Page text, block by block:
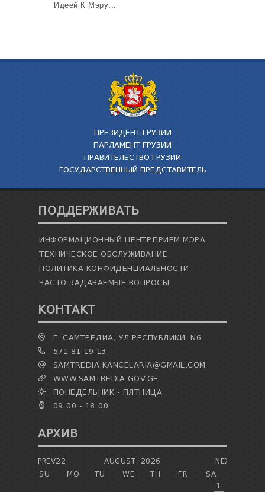
УПОЛНОМОЧЕННЫЙ ПО ЗАЩИТЕ
ПРАВОВЕДЧЕСКИЕ РЕШЕНИЯ
Идеей К Мэру...
ПРЕЗИДЕНТ ГРУЗИИ
ПАРЛАМЕНТ ГРУЗИИ
ПРАВИТЕЛЬСТВО ГРУЗИИ
ГОСУДАРСТВЕННЫЙ ПРЕДСТАВИТЕЛЬ
ПОДДЕРЖИВАТЬ
ИНФОРМАЦИОННЫЙ ЦЕНТРПРИЕМ МЭРА
ТЕХНИЧЕСКОЕ ОБСЛУЖИВАНИЕ
ПОЛИТИКА КОНФИДЕНЦИАЛЬНОСТИ
ЧАСТО ЗАДАВАЕМЫЕ ВОПРОСЫ
КОНТАКТ
Г. САМТРЕДИА, УЛ.РЕСПУБЛИКИ. N6
571 81 19 13
SAMTREDIA.KANCELARIA@GMAIL.COM
WWW.SAMTREDIA.GOV.GE
ПОНЕДЕЛЬНИК - ПЯТНИЦА
09:00 - 18:00
АРХИВ
PREV22 NEXT
AUGUST
2026
SU
MO TU WE TH FR
SA
1